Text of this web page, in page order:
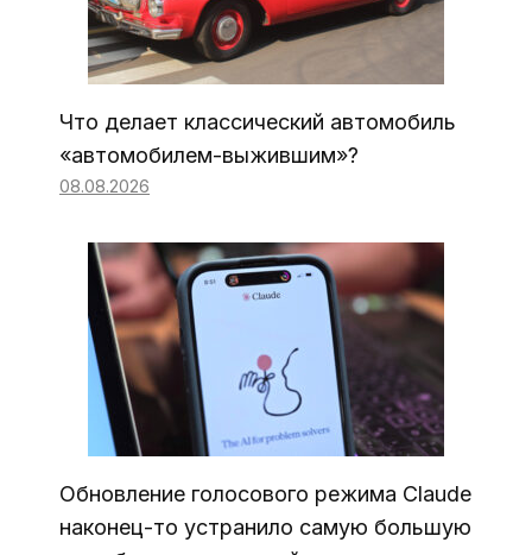
Что делает классический автомобиль
«автомобилем-выжившим»?
08.08.2026
Обновление голосового режима Claude
наконец-то устранило самую большую